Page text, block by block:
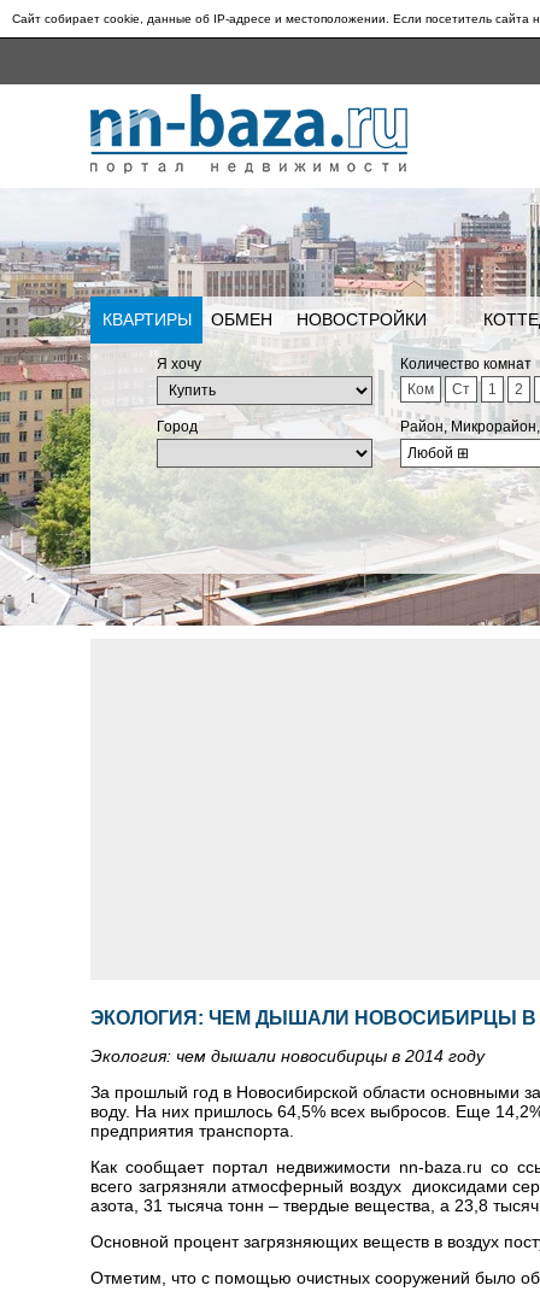
Сайт собирает cookie, данные об IP-адресе и местоположении. Если посетитель сайта
КВАРТИРЫ ОБМЕН НОВОСТРОЙКИ
Я хочу
Количество комнат
Ком
Ст 1 2
Город
Район,
Любой ⊞
ЭКОЛОГИЯ: ЧЕМ ДЫШАЛИ НОВОСИБИРЦЫ В
Экология: чем дышали новосибирцы в 2014 году
За прошлый год в Новосибирской области основными
воду. На них пришлось 64,5% всех выбросов. Еще
предприятия транспорта.
Как сообщает портал недвижимости nn-baza.ru со
всего загрязняли атмосферный воздух диоксидами
азота, 31 тысяча тонн – твердые вещества, а 23,8
Основной процент загрязняющих веществ в воздух
Отметим, что с помощью очистных сооружений было